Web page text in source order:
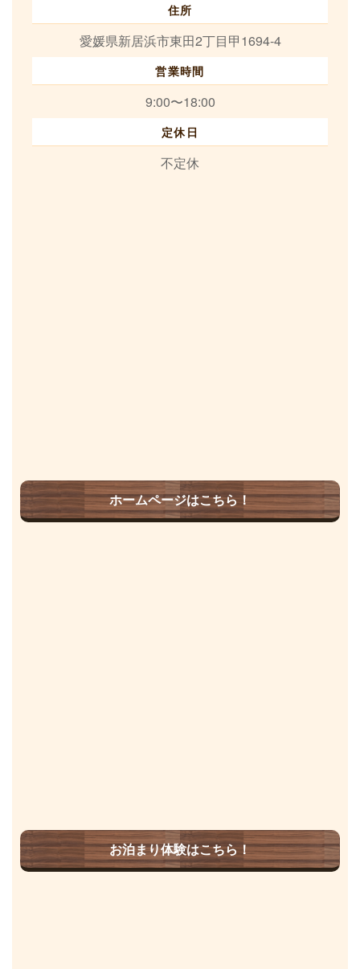
住所
愛媛県新居浜市東田2丁目甲1694-4
営業時間
9:00〜18:00
定休日
不定休
ホームページはこちら！
お泊まり体験はこちら！